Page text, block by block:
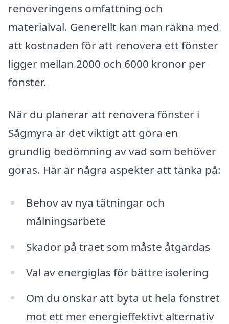
renoveringens omfattning och
materialval. Generellt kan man räkna med
att kostnaden för att renovera ett fönster
ligger mellan 2000 och 6000 kronor per
fönster.
När du planerar att renovera fönster i
Sågmyra är det viktigt att göra en
grundlig bedömning av vad som behöver
göras. Här är några aspekter att tänka på:
Behov av nya tätningar och
målningsarbete
Skador på träet som måste åtgärdas
Val av energiglas för bättre isolering
Om du önskar att byta ut hela fönstret
mot ett mer energieffektivt alternativ